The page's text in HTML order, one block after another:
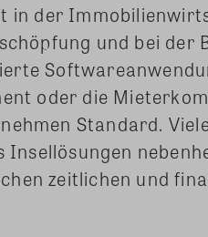
in der
und bei der
oder die
Standard.
zeitlichen und